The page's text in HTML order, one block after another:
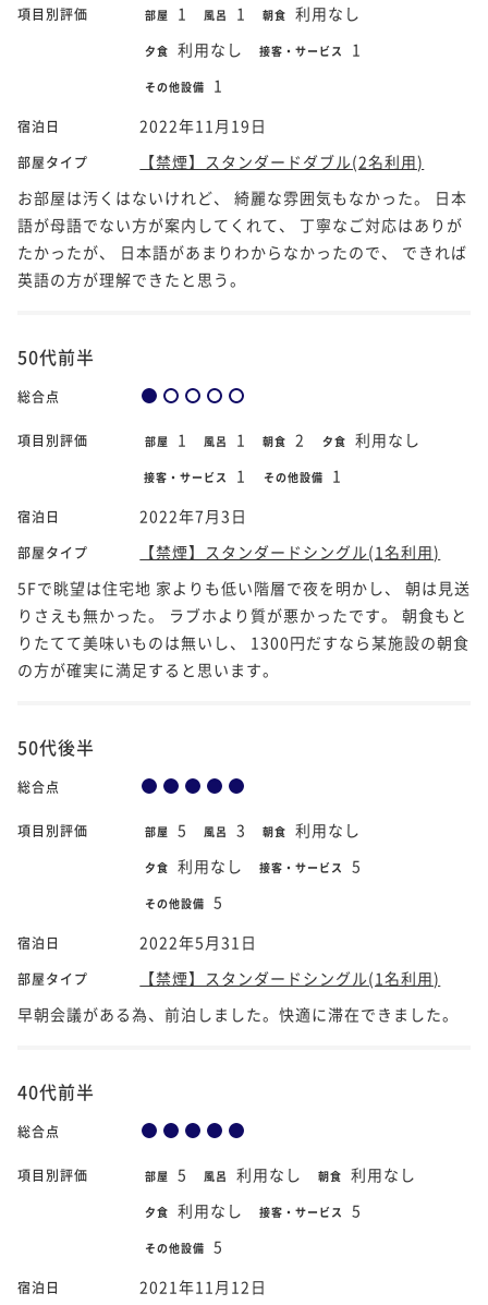
項目別評価 部屋 1 風呂 1 朝食 利用なし
夕食 利用なし 接客・サービス 1
その他設備 1
宿泊日 2022年11月19日
部屋タイプ
【禁煙】スタンダードダブル(2名利用)
お部屋は汚くはないけれど、 綺麗な雰囲気もなかった。 日本
語が母語でない方が案内してくれて、 丁寧なご対応はありが
たかったが、 日本語があまりわからなかったので、 できれば
英語の方が理解できたと思う。
50代前半
総合点
項目別評価 部屋 1 風呂 1 朝食 2 夕食 利用なし
接客・サービス 1 その他設備 1
宿泊日 2022年7月3日
部屋タイプ
【禁煙】スタンダードシングル(1名利用)
5Fで眺望は住宅地 家よりも低い階層で夜を明かし、 朝は見送
りさえも無かった。 ラブホより質が悪かったです。 朝食もと
りたてて美味いものは無いし、 1300円だすなら某施設の朝食
の方が確実に満足すると思います。
50代後半
総合点
項目別評価 部屋 5 風呂 3 朝食 利用なし
夕食 利用なし 接客・サービス 5
その他設備 5
宿泊日 2022年5月31日
部屋タイプ
【禁煙】スタンダードシングル(1名利用)
早朝会議がある為、前泊しました。快適に滞在できました。
40代前半
総合点
項目別評価 部屋 5 風呂 利用なし 朝食 利用なし
夕食 利用なし 接客・サービス 5
その他設備 5
宿泊日 2021年11月12日